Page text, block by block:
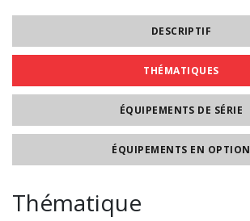
DESCRIPTIF
THÉMATIQUES
ÉQUIPEMENTS DE SÉRIE
ÉQUIPEMENTS EN OPTION
Thématique